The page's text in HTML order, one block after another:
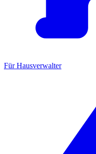
Für Hausverwalter